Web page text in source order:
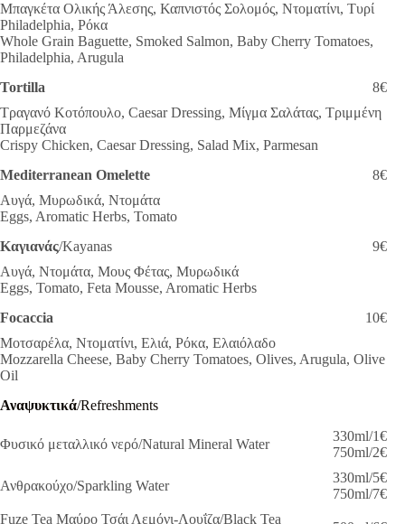
Μπαγκέτα Ολικής Άλεσης, Καπνιστός Σολομός, Ντοματίνι, Τυρί
Philadelphia, Ρόκα
Whole Grain Baguette, Smoked Salmon, Baby Cherry Tomatoes,
Philadelphia, Arugula
Tortilla
8€
Τραγανό Κοτόπουλο, Caesar Dressing, Μίγμα Σαλάτας, Τριμμένη
Παρμεζάνα
Crispy Chicken, Caesar Dressing, Salad Mix, Parmesan
Mediterranean Omelette
8€
Αυγά, Μυρωδικά, Ντομάτα
Eggs, Aromatic Herbs, Tomato
Καγιανάς/Kayanas
9€
Αυγά, Ντομάτα, Μους Φέτας, Μυρωδικά
Eggs, Tomato, Feta Mousse, Aromatic Herbs
Focaccia
10€
Μοτσαρέλα, Ντοματίνι, Ελιά, Ρόκα, Ελαιόλαδο
Mozzarella Cheese, Baby Cherry Tomatoes, Olives, Arugula, Olive
Oil
Αναψυκτικά/Refreshments
Φυσικό μεταλλικό νερό/Natural Mineral Water
330ml/1€
750ml/2€
Ανθρακούχο/Sparkling Water
330ml/5€
750ml/7€
Fuze Tea Μαύρο Τσάι Λεμόνι-Λουΐζα/Black Tea